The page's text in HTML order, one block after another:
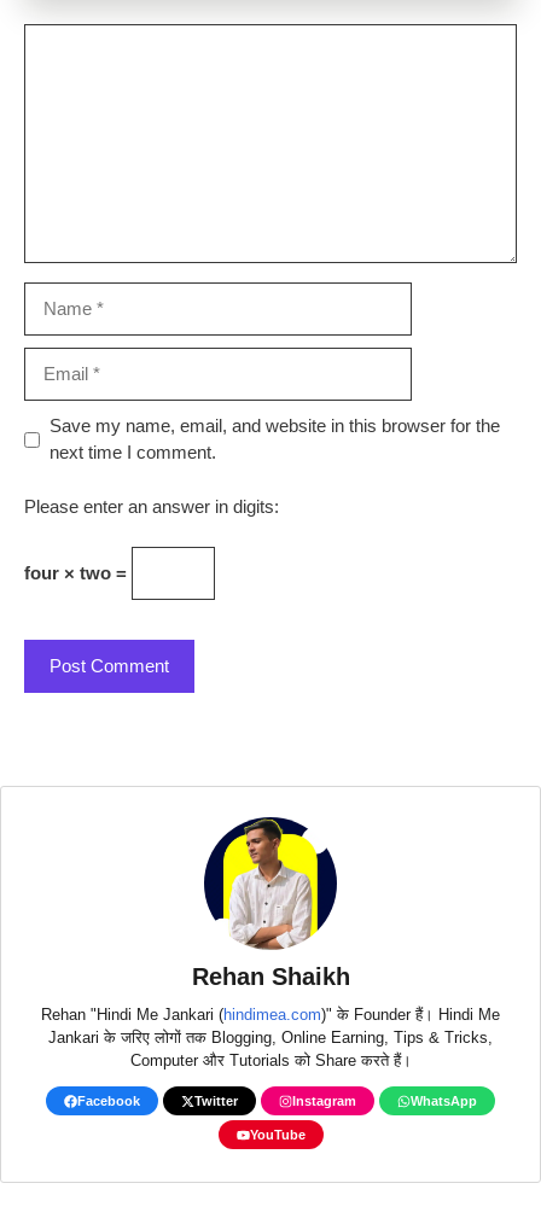
Website
Save my name, email, and website in this browser for the
next time I comment.
Please enter an answer in digits:
four × two =
Rehan Shaikh
Rehan "Hindi Me Jankari (hindimea.com)" के Founder हैं। Hindi Me
Jankari के जरिए लोगों तक Blogging, Online Earning, Tips & Tricks,
Computer और Tutorials को Share करते हैं।
Facebook Twitter Instagram WhatsApp
YouTube